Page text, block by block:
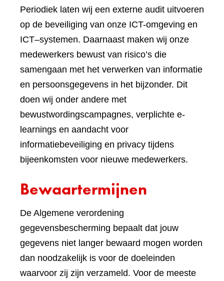
Periodiek laten wij een externe audit uitvoeren
op de beveiliging van onze ICT-omgeving en
ICT–systemen. Daarnaast maken wij onze
medewerkers bewust van risico’s die
samengaan met het verwerken van informatie
en persoonsgegevens in het bijzonder. Dit
doen wij onder andere met
bewustwordingscampagnes, verplichte e-
learnings en aandacht voor
informatiebeveiliging en privacy tijdens
bijeenkomsten voor nieuwe medewerkers.
Bewaartermijnen
De Algemene verordening
gegevensbescherming bepaalt dat jouw
gegevens niet langer bewaard mogen worden
dan noodzakelijk is voor de doeleinden
waarvoor zij zijn verzameld. Voor de meeste